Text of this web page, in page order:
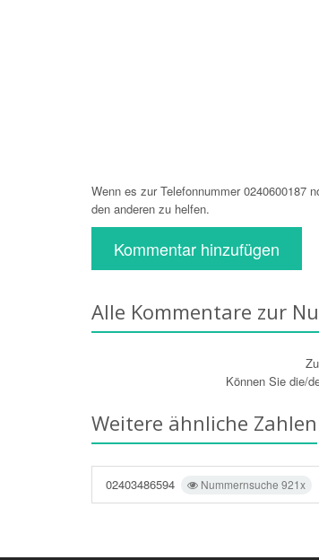
Wenn es zur Telefonnummer 0240600187
den anderen zu helfen.
Kommentar hinzufügen
Alle Kommentare zur
Können Sie die/
Weitere ähnliche Zahlen
Nummernsuche 921x
02403486594